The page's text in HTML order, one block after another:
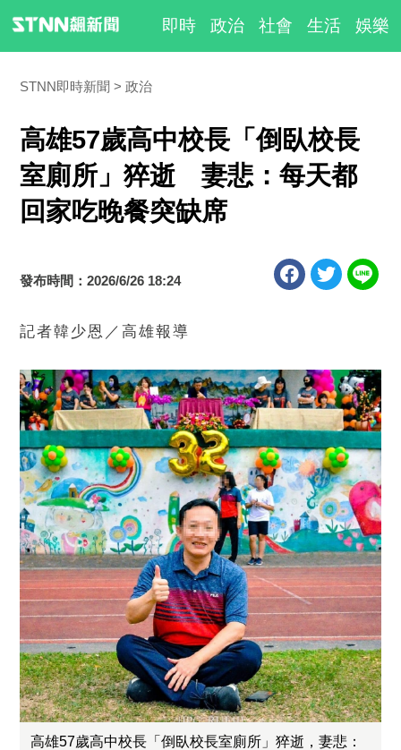
即時 政治 社會 生活 娛樂
STNN即時新聞 政治
高雄57歲高中校長「倒臥校長
室廁所」猝逝 妻悲：每天都
回家吃晚餐突缺席
發布時間：2026/6/26 18:24
記者韓少恩／高雄報導
高雄57歲高中校長「倒臥校長室廁所」猝逝，妻悲：